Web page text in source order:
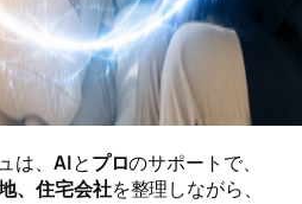
は、 AIとプロのサポートで、
、住宅会社を整理しながら、